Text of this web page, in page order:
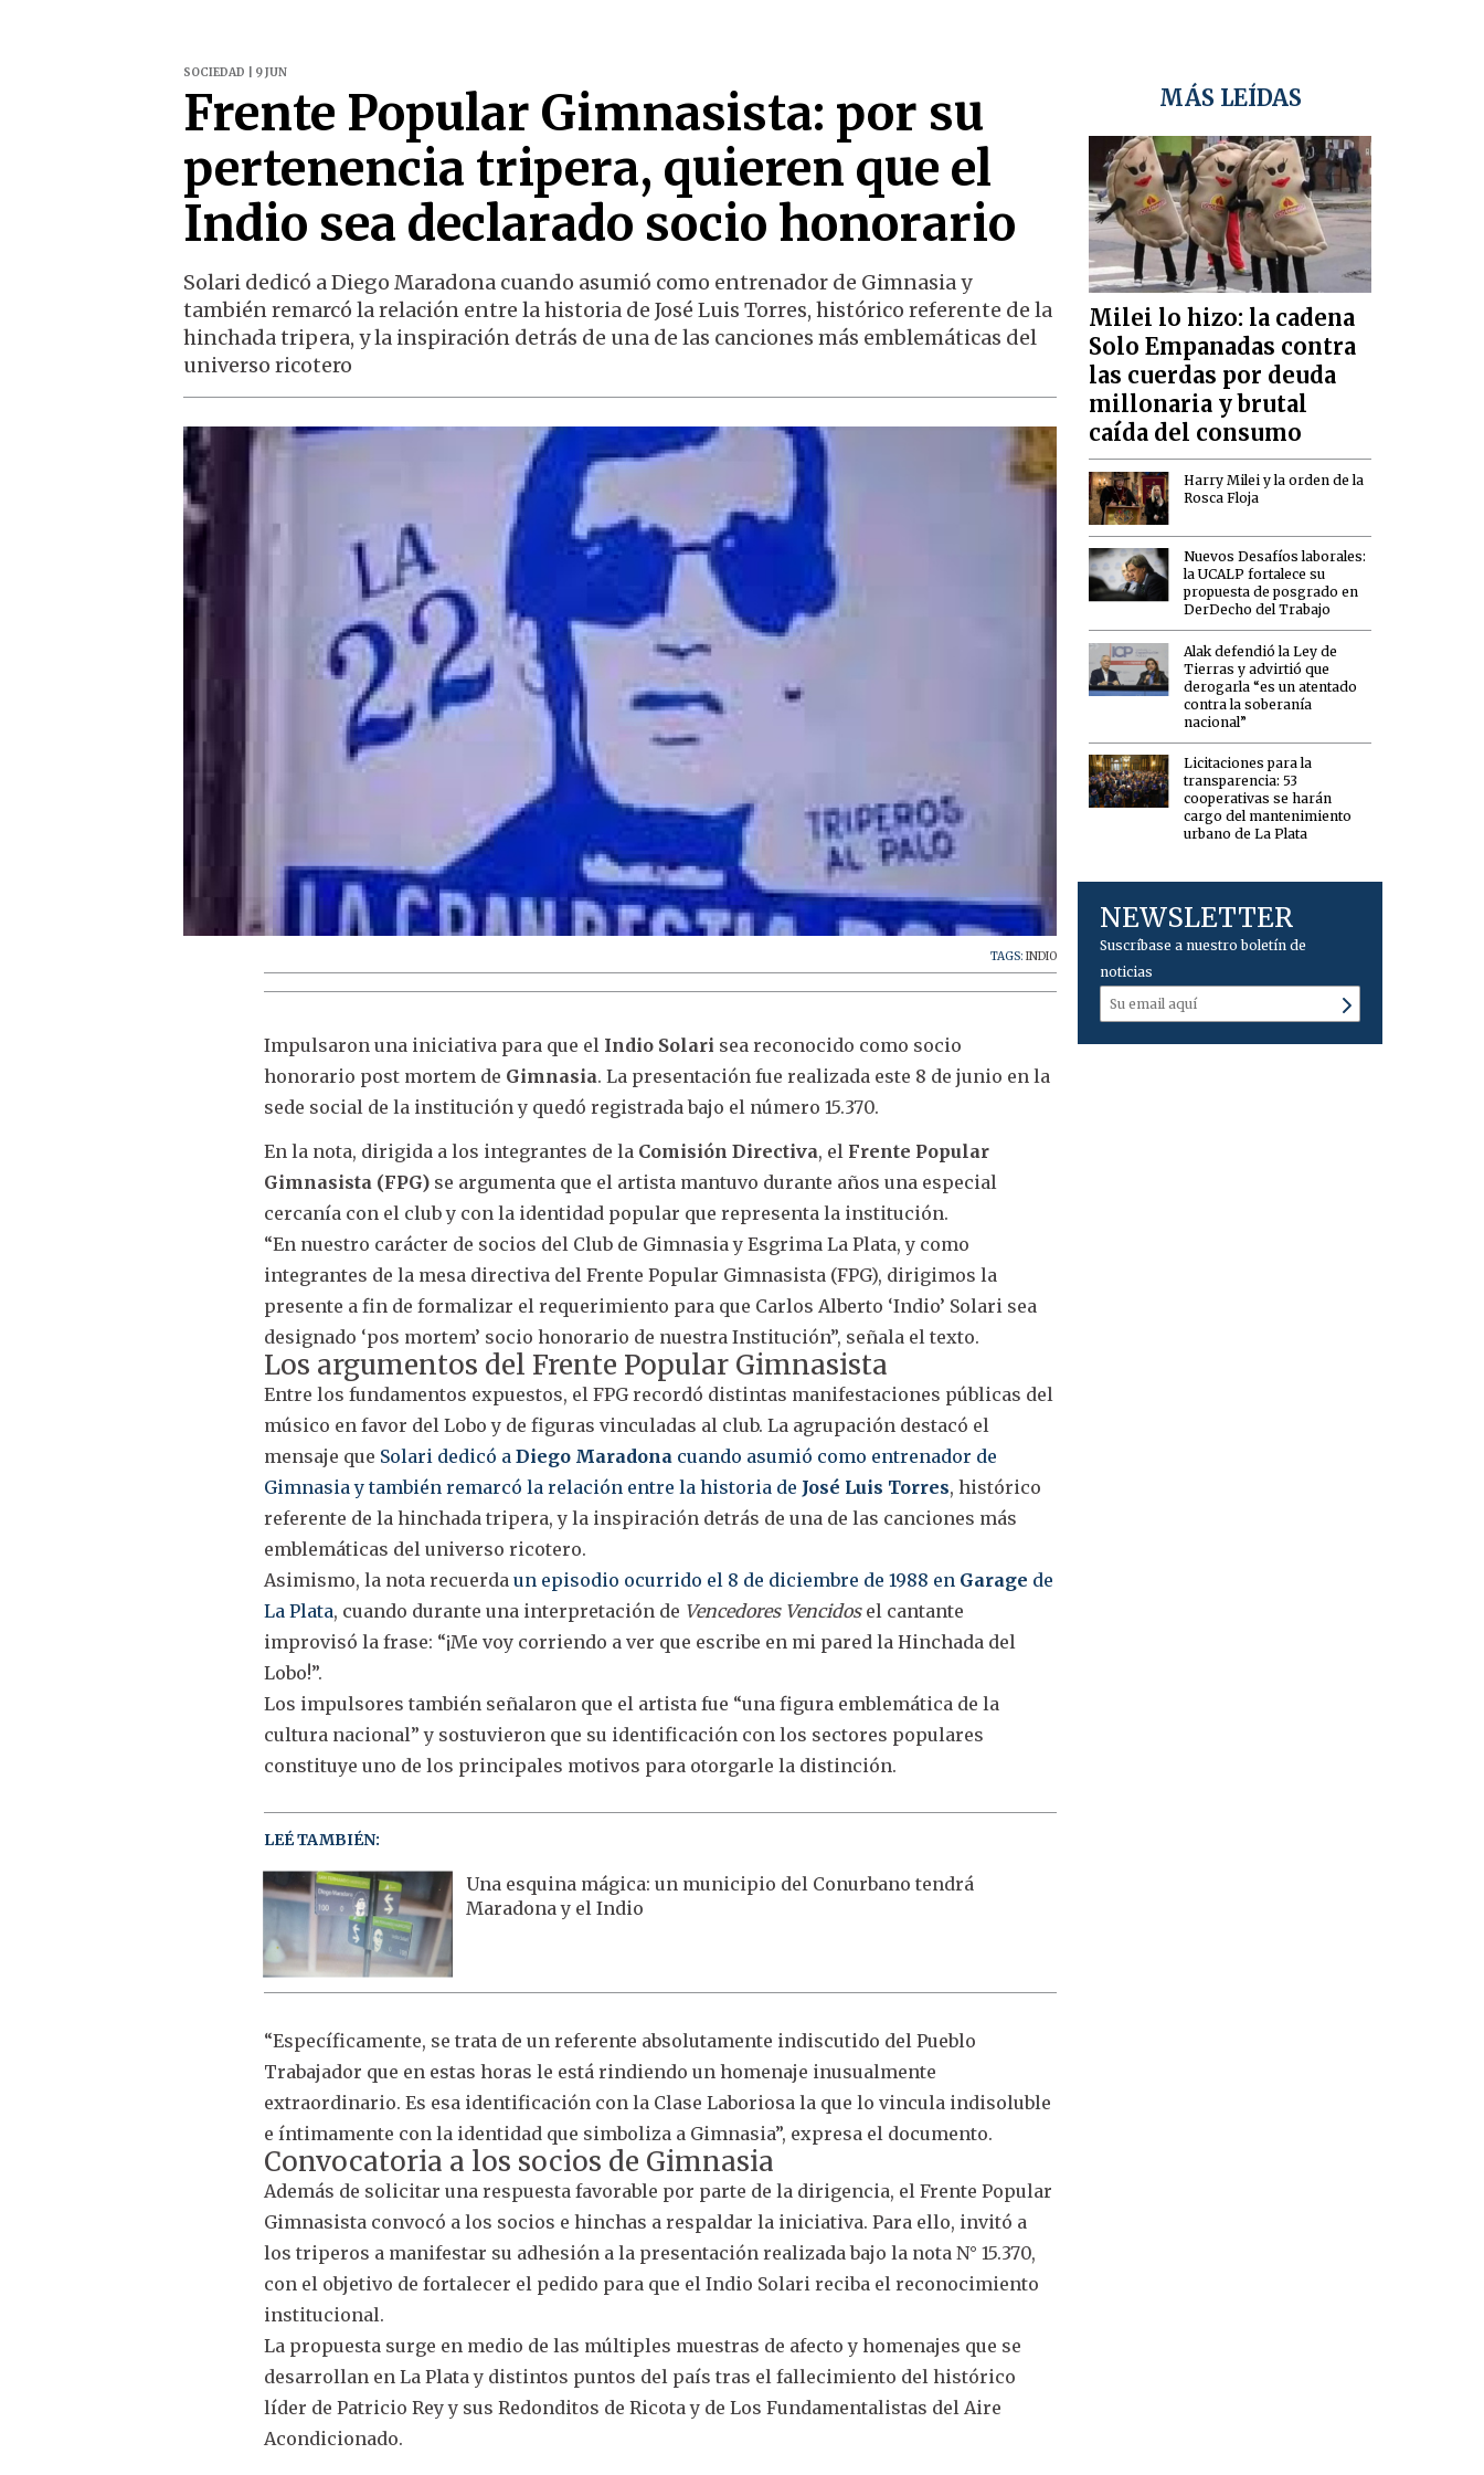
SOCIEDAD | 9 JUN
Frente Popular Gimnasista: por su
pertenencia tripera, quieren que el
Indio sea declarado socio honorario
Solari dedicó a Diego Maradona cuando asumió como entrenador de Gimnasia y
también remarcó la relación entre la historia de José Luis Torres, histórico referente de la
hinchada tripera, y la inspiración detrás de una de las canciones más emblemáticas del
universo ricotero
TAGS:INDIO
Impulsaron una iniciativa para que el Indio Solari sea reconocido como socio
honorario post mortem de Gimnasia. La presentación fue realizada este 8 de junio en la
sede social de la institución y quedó registrada bajo el número 15.370.
En la nota, dirigida a los integrantes de la Comisión Directiva, el Frente Popular
Gimnasista (FPG) se argumenta que el artista mantuvo durante años una especial
cercanía con el club y con la identidad popular que representa la institución.
“En nuestro carácter de socios del Club de Gimnasia y Esgrima La Plata, y como
integrantes de la mesa directiva del Frente Popular Gimnasista (FPG), dirigimos la
presente a fin de formalizar el requerimiento para que Carlos Alberto ‘Indio’ Solari sea
designado ‘pos mortem’ socio honorario de nuestra Institución”, señala el texto.
Los argumentos del Frente Popular Gimnasista
Entre los fundamentos expuestos, el FPG recordó distintas manifestaciones públicas del
músico en favor del Lobo y de figuras vinculadas al club. La agrupación destacó el
mensaje que Solari dedicó aDiego Maradona cuando asumió como entrenador de
Gimnasia y también remarcó la relación entre la historia de José Luis Torres, histórico
referente de la hinchada tripera, y la inspiración detrás de una de las canciones más
emblemáticas del universo ricotero.
Asimismo, la nota recuerdaun episodio ocurrido el 8 de diciembre de 1988 en Garage de
La Plata, cuando durante una interpretación de Vencedores Vencidosel cantante
improvisó la frase: “¡Me voy corriendo a ver que escribe en mi pared la Hinchada del
Lobo!”.
Los impulsores también señalaron que el artista fue “una figura emblemática de la
cultura nacional” y sostuvieron que su identificación con los sectores populares
constituye uno de los principales motivos para otorgarle la distinción.
LEÉ TAMBIÉN:
Una esquina mágica: un municipio del Conurbano tendrá
Maradona y el Indio
“Específicamente, se trata de un referente absolutamente indiscutido del Pueblo
Trabajador que en estas horas le está rindiendo un homenaje inusualmente
extraordinario. Es esa identificación con la Clase Laboriosa la que lo vincula indisoluble
e íntimamente con la identidad que simboliza a Gimnasia”, expresa el documento.
Convocatoria a los socios de Gimnasia
Además de solicitar una respuesta favorable por parte de la dirigencia, el Frente Popular
Gimnasista convocó a los socios e hinchas a respaldar la iniciativa. Para ello, invitó a
los triperos a manifestar su adhesión a la presentación realizada bajo la nota N° 15.370,
con el objetivo de fortalecer el pedido para que el Indio Solari reciba el reconocimiento
institucional.
La propuesta surge en medio de las múltiples muestras de afecto y homenajes que se
desarrollan en La Plata y distintos puntos del país tras el fallecimiento del histórico
líder de Patricio Rey y sus Redonditos de Ricota y de Los Fundamentalistas del Aire
Acondicionado.
MÁS LEÍDAS
Milei lo hizo: la cadena
Solo Empanadas contra
las cuerdas por deuda
millonaria y brutal
caída del consumo
Harry Milei y la orden de la
Rosca Floja
Nuevos Desafíos laborales:
la UCALP fortalece su
propuesta de posgrado en
DerDecho del Trabajo
Alak defendió la Ley de
Tierras y advirtió que
derogarla “es un atentado
contra la soberanía
nacional”
Licitaciones para la
transparencia: 53
cooperativas se harán
cargo del mantenimiento
urbano de La Plata
NEWSLETTER
Suscríbase a nuestro boletín de
noticias